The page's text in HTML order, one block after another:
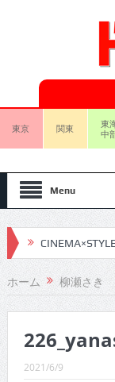
東京 関東
東
中
Menu
ホーム 柳瀬さき
2021/6/9